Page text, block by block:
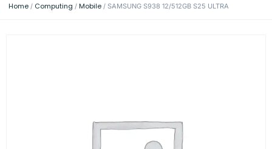
Home / Computing / Mobile / SAMSUNG S938 12/512GB S25 ULTRA